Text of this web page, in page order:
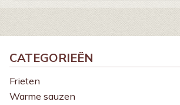
CATEGORIEËN
Frieten
Warme sauzen